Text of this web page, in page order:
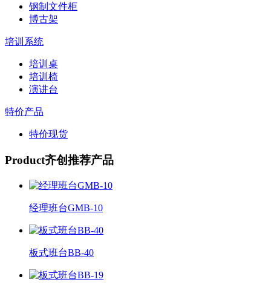
钢制文件柜
博古架
培训系统
培训桌
培训椅
演讲台
特价产品
特价现货
Product齐创推荐产品
经理班台GMB-10
板式班台BB-40